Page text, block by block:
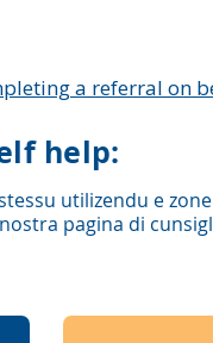
a referral on
help:
utilizendu e
pagina di